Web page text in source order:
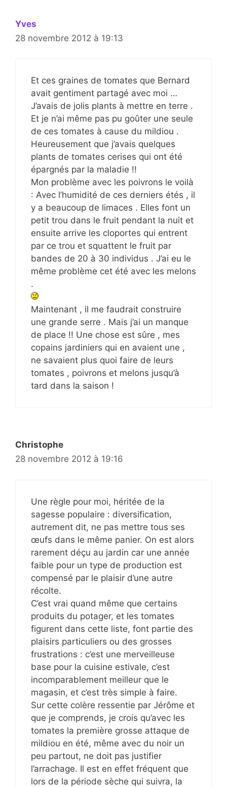
Yves
28 novembre 2012 à 19:13
Et ces graines de tomates que Bernard
avait gentiment partagé avec moi …
J’avais de jolis plants à mettre en terre .
Et je n’ai même pas pu goûter une seule
de ces tomates à cause du mildiou .
Heureusement que j’avais quelques
plants de tomates cerises qui ont été
épargnés par la maladie !!
Mon problème avec les poivrons le voilà
: Avec l’humidité de ces derniers étés , il
y a beaucoup de limaces . Elles font un
petit trou dans le fruit pendant la nuit et
ensuite arrive les cloportes qui entrent
par ce trou et squattent le fruit par
bandes de 20 à 30 individus . J’ai eu le
même problème cet été avec les melons
.
Maintenant , il me faudrait construire
une grande serre . Mais j’ai un manque
de place !! Une chose est sûre , mes
copains jardiniers qui en avaient une ,
ne savaient plus quoi faire de leurs
tomates , poivrons et melons jusqu’à
tard dans la saison !
Christophe
28 novembre 2012 à 19:16
Une règle pour moi, héritée de la
sagesse populaire : diversification,
autrement dit, ne pas mettre tous ses
œufs dans le même panier. On est alors
rarement déçu au jardin car une année
faible pour un type de production est
compensé par le plaisir d’une autre
récolte.
C’est vrai quand même que certains
produits du potager, et les tomates
figurent dans cette liste, font partie des
plaisirs particuliers ou des grosses
frustrations : c’est une merveilleuse
base pour la cuisine estivale, c’est
incomparablement meilleur que le
magasin, et c’est très simple à faire.
Sur cette colère ressentie par Jérôme et
que je comprends, je crois qu’avec les
tomates la première grosse attaque de
mildiou en été, même avec du noir un
peu partout, ne doit pas justifier
l’arrachage. Il est en effet fréquent que
lors de la période sèche qui suivra, la